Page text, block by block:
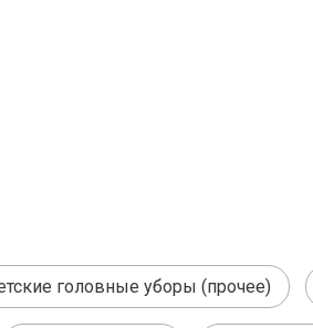
головные уборы (прочее)